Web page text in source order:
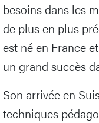
besoins dans les
de plus en plus
est né en France
un grand succès
Son arrivée en
techniques